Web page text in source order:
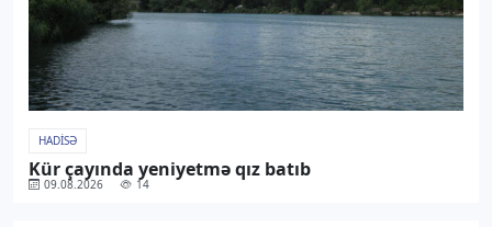
HADISƏ
Kür çayında yeniyetmə qız batıb
09.08.2026 14